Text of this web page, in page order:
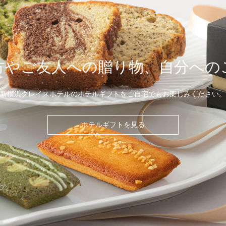
やご友人への贈り物、自分への
新横浜グレイスホテルのホテルギフトをご自宅でもお楽しみください。
ホテルギフトを見る